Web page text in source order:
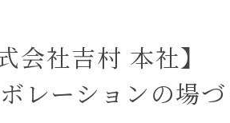
会社吉村 本社】
レーションの場づ